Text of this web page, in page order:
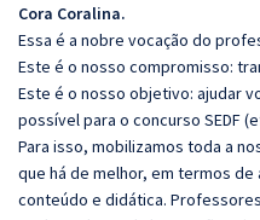
Cora Coralina.
Essa é a nobre vocação do
Este é o nosso compromisso:
Este é o nosso objetivo: ajudar
possível para o concurso SEDF
Para isso, mobilizamos toda a
que há de melhor, em termos
conteúdo e didática.